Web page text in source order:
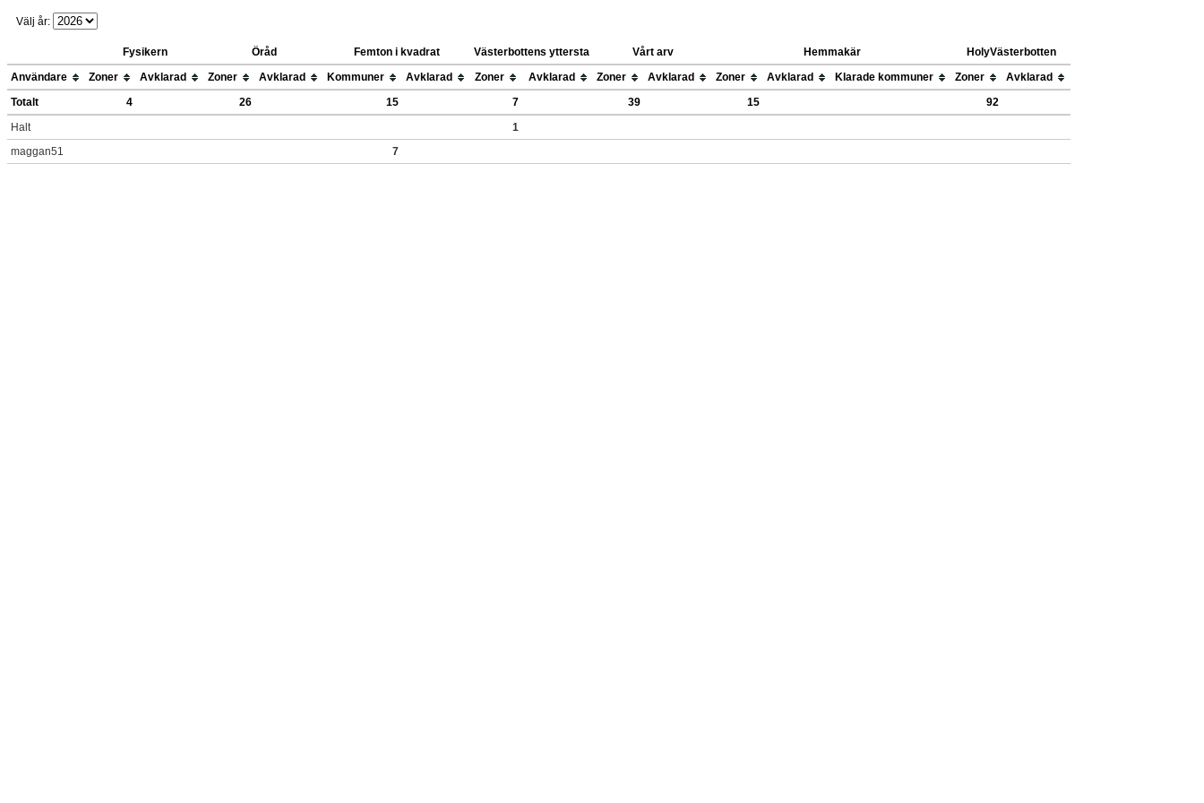
Välj år:
Fysikern Öråd Femton i kvadrat Västerbottens yttersta Vårt arv Hemmakär
HolyVästerbotten
Användare
Zoner Avklarad Zoner Avklarad Kommuner Avklarad Zoner Avklarad Zoner Avklarad Zoner Avklarad Klarade kommuner Zoner
Avklarad
Totalt
4 26 15 7 39 15
92
Halt
1
maggan51
7